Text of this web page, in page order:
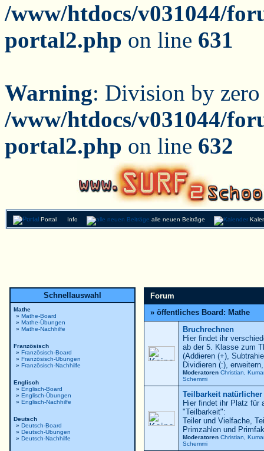
/www/htdocs/v031044/
portal2.php on line 631
Warning: Division by
/www/htdocs/v031044/
portal2.php on line 632
Portal Info alle neuen Beiträge
Schnellauswahl
Mathe
»
»
»
Mathe-Board
Mathe-Übungen
Mathe-Nachhilfe
Französisch
»
»
»
Französisch-Board
Französisch-Übungen
Französisch-Nachhilfe
Englisch
»
»
»
Englisch-Board
Englisch-Übungen
Englisch-Nachhilfe
Deutsch
»
»
»
Deutsch-Board
Deutsch-Übungen
Deutsch-Nachhilfe
Forum
» öffentliches Board: Mathe
Bruchrechnen
Hier findet ihr
ab der 5. Klasse zum
(Addieren (+),
Dividieren (:),
Moderatoren Christian
Kumar
Schemmi
Teilbarkeit natürlicher
Hier findet ihr Platz für
"Teilbarkeit":
Teiler und Vielfache,
Primzahlen und
Moderatoren Christian
Kumar
Schemmi